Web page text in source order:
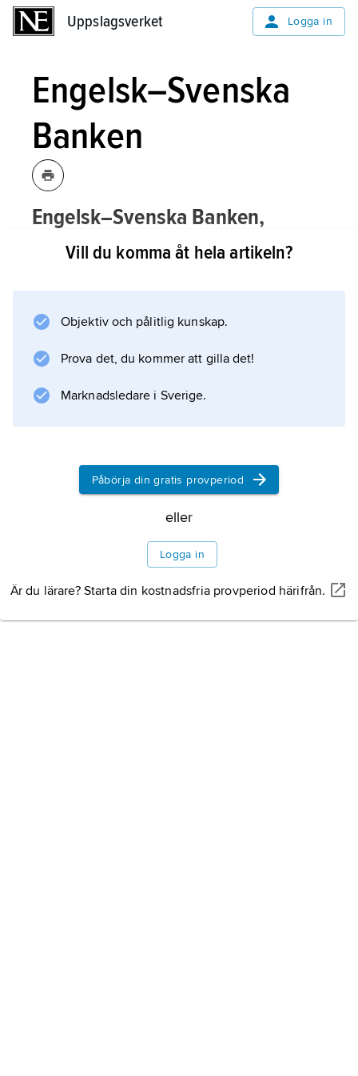
Uppslagsverket Logga in
Engelsk–Svenska
Banken
Engelsk–Svenska Banken,
egentligen
The English and Swedish
Bank Co. Ltd.,bank som grundades
bortglömd författning – den svensk–
engelska traktaten 1661 – som gav
engelsmännen rätt att idka handel i
på sin tid Sveriges största med ett inbetalt
Huvudkontoret låg i London och banken hade
filialer i Stockholm och Göteborg. Syftet var
att med engelskt kapital, som kunde
Vill du komma åt hela artikeln?
Objektiv och pålitlig kunskap.
Prova det, du kommer att gilla det!
Marknadsledare i Sverige.
Påbörja din gratis provperiod
eller
Logga in
Är du lärare? Starta din kostnadsfria provperiod härifrån.